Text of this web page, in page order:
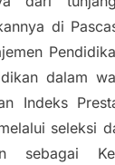
di
dalam
Indeks
seleksi
sebagai